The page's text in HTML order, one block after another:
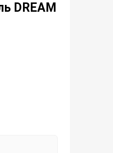
DREAM